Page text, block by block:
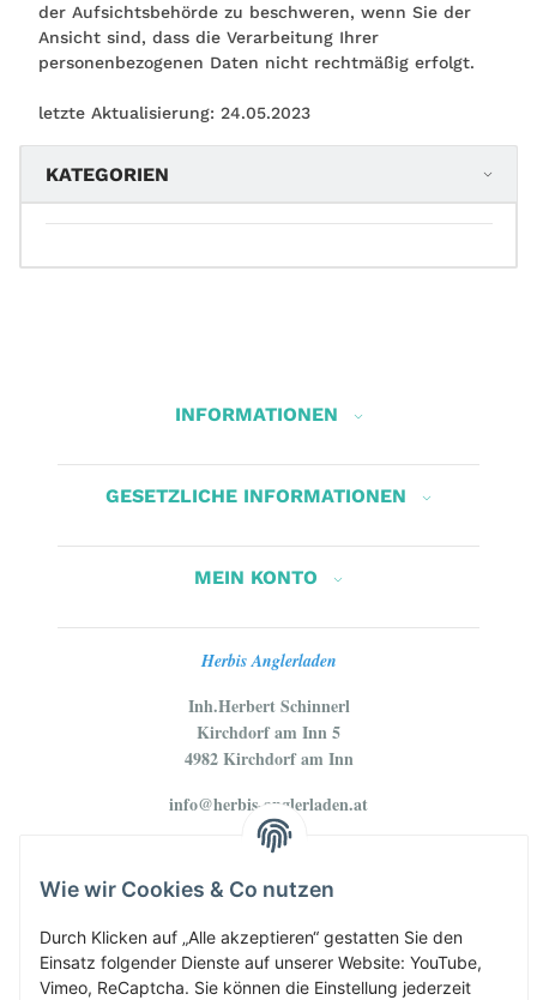
der Aufsichtsbehörde zu beschweren, wenn Sie der
Ansicht sind, dass die Verarbeitung Ihrer
personenbezogenen Daten nicht rechtmäßig erfolgt.
letzte Aktualisierung: 24.05.2023
KATEGORIEN
INFORMATIONEN
GESETZLICHE INFORMATIONEN
MEIN KONTO
Herbis Anglerladen
Inh.Herbert Schinnerl
Kirchdorf am Inn 5
4982 Kirchdorf am Inn
info@herbis-anglerladen.at
Wie wir Cookies & Co nutzen
Durch Klicken auf „Alle akzeptieren“ gestatten Sie den
Einsatz folgender Dienste auf unserer Website: YouTube,
Vimeo, ReCaptcha. Sie können die Einstellung jederzeit